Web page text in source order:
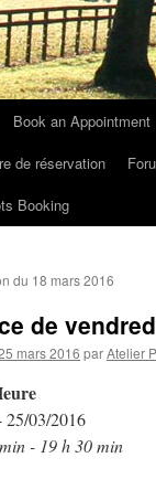
Book an Appointment
de réservation
Booking
du 18 mars 2016
de
mars 2016 parAtelier
25/03/2016
- 19 h 30 min